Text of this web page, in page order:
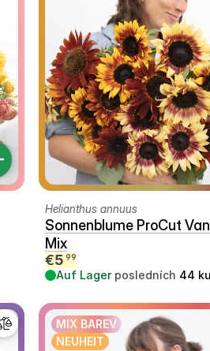
Helianthus annuus
Sonnenblume ProCut
Mix
€5 99
Auf Lager posledních 44
MIX BAREV
NEUHEIT